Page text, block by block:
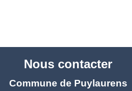
Nous contacter
Commune de Puylaurens